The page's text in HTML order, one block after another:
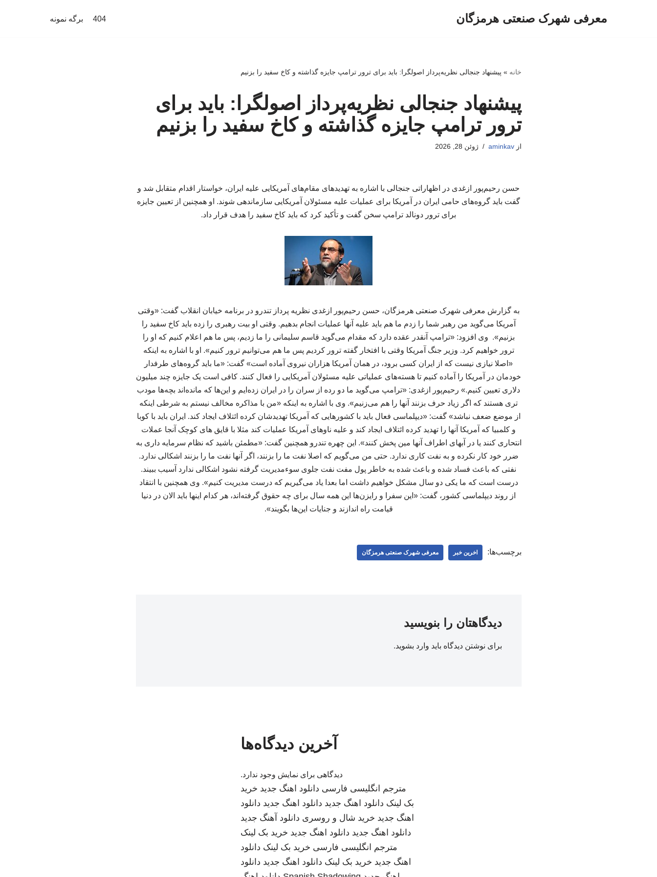
معرفی شهرک صنعتی هرمزگان 404 برگه نمونه
خانه » پیشنهاد جنجالی نظریه‌پرداز اصولگرا: باید برای ترور ترامپ جایزه گذاشته و کاخ سفید را بزنیم
پیشنهاد جنجالی نظریه‌پرداز اصولگرا: باید برای
ترور ترامپ جایزه گذاشته و کاخ سفید را بزنیم
ازaminkav ژوئن 28, 2026
حسن رحیم‌پور ازغدی در اظهاراتی جنجالی با اشاره به تهدیدهای مقام‌های آمریکایی علیه ایران، خواستار اقدام متقابل شد و
گفت باید گروه‌های حامی ایران در آمریکا برای عملیات علیه مسئولان آمریکایی سازماندهی شوند. او همچنین از تعیین جایزه
برای ترور دونالد ترامپ سخن گفت و تأکید کرد که باید کاخ سفید را هدف قرار داد.
به گزارش معرفی شهرک صنعتی هرمزگان، حسن رحیم‌پور ازغدی نظریه پرداز تندرو در برنامه خیابان انقلاب گفت: «وقتی
آمریکا می‌گوید من رهبر شما را زدم ما هم باید علیه آنها عملیات انجام بدهیم. وقتی او بیت رهبری را زده باید کاخ سفید را
بزنیم». وی افزود: «ترامپ آنقدر عقده دارد که مقدام می‌گوید قاسم سلیمانی را ما زدیم، پس ما هم اعلام کنیم که او را
ترور خواهیم کرد. وزیر جنگ آمریکا وقتی با افتخار گفته ترور کردیم پس ما هم می‌توانیم ترور کنیم». او با اشاره به اینکه
«اصلا نیازی نیست که از ایران کسی برود، در همان آمریکا هزاران نیروی آماده است» گفت: «ما باید گروه‌های طرفدار
خودمان در آمریکا را آماده کنیم تا هسته‌های عملیاتی علیه مسئولان آمریکایی را فعال کنند. کافی است یک جایزه چند میلیون
دلاری تعیین کنیم.» رحیم‌پور ازغدی: «ترامپ می‌گوید ما دو رده از سران را در ایران زده‌ایم و این‌ها که مانده‌اند بچه‌ها مودب
تری هستند که اگر زیاد حرف بزنند آنها را هم می‌زنیم». وی با اشاره به اینکه «من با مذاکره مخالف نیستم به شرطی اینکه
از موضع ضعف نباشد» گفت: «دیپلماسی فعال باید با کشورهایی که آمریکا تهدیدشان کرده ائتلاف ایجاد کند. ایران باید با کوبا
و کلمبیا که آمریکا آنها را تهدید کرده ائتلاف ایجاد کند و علیه ناوهای آمریکا عملیات کند مثلا با قایق های کوچک آنجا عملات
انتحاری کنند یا در آبهای اطراف آنها مین پخش کنند». این چهره تندرو همچنین گفت: «مطمئن باشید که نظام سرمایه داری به
ضرر خود کار نکرده و به نفت کاری ندارد. حتی من می‌گویم که اصلا نفت ما را بزنند، اگر آنها نفت ما را بزنند اشکالی ندارد.
نفتی که باعث فساد شده و باعث شده به خاطر پول مفت نفت جلوی سوءمدیریت گرفته نشود اشکالی ندارد آسیب ببیند.
درست است که ما یکی دو سال مشکل خواهیم داشت اما بعدا یاد می‌گیریم که درست مدیریت کنیم». وی همچنین با انتقاد
از روند دیپلماسی کشور، گفت: «این سفرا و رایزن‌ها این همه سال برای چه حقوق گرفته‌اند، هر کدام اینها باید الان در دنیا
قیامت راه اندازند و جنایات این‌ها بگویند».
برچسب‌ها: اخرین خبر معرفی شهرک صنعتی هرمزگان
دیدگاهتان را بنویسید
برای نوشتن دیدگاه باید وارد بشوید.
آخرین دیدگاه‌ها
دیدگاهی برای نمایش وجود ندارد.
مترجم انگلیسی فارسی دانلود اهنگ جدید خرید
بک لینک دانلود اهنگ جدید دانلود اهنگ جدید دانلود
اهنگ جدید خرید شال و روسری دانلود آهنگ جدید
دانلود اهنگ جدید دانلود اهنگ جدید خرید بک لینک
مترجم انگلیسی فارسی خرید بک لینک دانلود
اهنگ جدید خرید بک لینک دانلود اهنگ جدید دانلود